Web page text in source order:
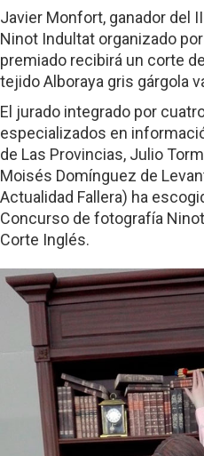
Javier Monfort, ganador del
Ninot Indultat organizado por
premiado recibirá un corte
tejido Alboraya gris gárgola
El jurado integrado por
especializados en
de Las Provincias, Julio
Moisés Domínguez de
Actualidad Fallera) ha
Concurso de fotografía
Corte Inglés.